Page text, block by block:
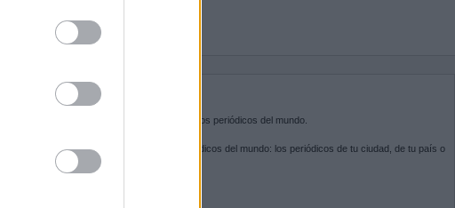
SOBRE KIOSKO.NET
es la puerta de entrada a los periódicos del mundo.
Navega por las portadas de los periódicos del mundo: los periódicos de tu ciudad, de tu país o
del otro extremo del mundo.